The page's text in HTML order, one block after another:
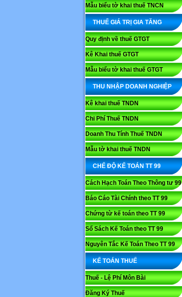
Mẫu biểu tờ khai thuế TNCN
THUẾ GIÁ TRỊ GIA TĂNG
Quy định về thuế GTGT
Kê Khai thuế GTGT
Mẫu biểu tờ khai thuế GTGT
THU NHẬP DOANH NGHIỆP
Kê khai thuế TNDN
Chi Phí Thuế TNDN
Doanh Thu Tính Thuế TNDN
Mẫu tờ khai thuế TNDN
CHẾ ĐỘ KẾ TOÁN TT 99
Cách Hạch Toán Theo Thông tư 99
Báo Cáo Tài Chính theo TT 99
Chứng từ kế toán theo TT 99
Sổ Sách Kế Toán theo TT 99
Nguyên Tắc Kế Toán Theo TT 99
KẾ TOÁN THUẾ
Thuế - Lệ Phí Môn Bài
Đăng Ký Thuế